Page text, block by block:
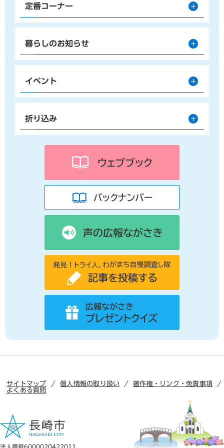
定番コーナー
暮らしのお知らせ
イベント
折り込み
サイトマップ 個人情報の取り扱い
著作権・リンク・免責事項
よくある質問
法人番号6000020422011